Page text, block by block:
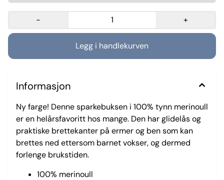
- +
Informasjon
Ny farge! Denne sparkebuksen i 100% tynn merinoull
er en helårsfavoritt hos mange. Den har glidelås og
praktiske brettekanter på ermer og ben som kan
brettes ned ettersom barnet vokser, og dermed
forlenge brukstiden.
100% merinoull